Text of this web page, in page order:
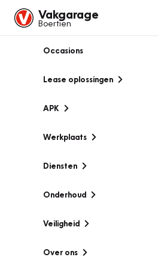
Vakgarage
Boertien
Occasions
Lease oplossingen
APK
Werkplaats
Diensten
Onderhoud
Veiligheid
Over ons